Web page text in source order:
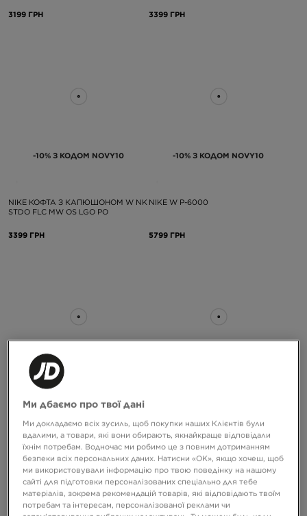
3199 ГРН 3399 ГРН
-10% З КОДОМ NOVY10
NIKE КОФТА З КАПЮШОНОМ W NK
STDO FLC MW OS LGO PO
3399 ГРН
-10% З КОДОМ NOVY10
NIKE W P-6000
5799 ГРН
-10% З КОДОМ NOVY10
NIKE AIR FORCE 1 LOW
5799 ГРН
NIKE W AIR FORCE 1 '07
5799 ГРН
Ми дбаємо про твої дані
Ми докладаємо всіх зусиль, щоб покупки наших Клієнтів були
вдалими, а товари, які вони обирають, якнайкраще відповідали
їхнім потребам. Водночас ми робимо це з повним дотриманням
безпеки всіх персональних даних. Натисни «OK», якщо хочеш, щоб
ми використовували інформацію про твою поведінку на нашому
сайті для підготовки персоналізованих спеціально для тебе
матеріалів, зокрема рекомендацій товарів, які відповідають твоїм
потребам та інтересам, персоналізованої реклами чи